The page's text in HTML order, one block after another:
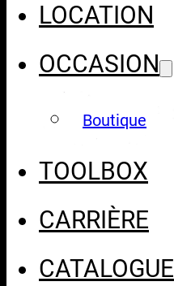
LOCATION
OCCASION
Boutique
TOOLBOX
CARRIÈRE
CATALOGUE